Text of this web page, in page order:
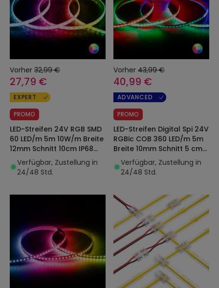
Vorher 32,99 €
27,79 €
EXPERT
PROMO
LED-Streifen 24V RGB SMD
60 LED/m 5m 10W/m Breite
12mm Schnitt 10cm IP68
SILICONE FLEX
Verfügbar, Zustellung in
24/48 Std.
Vorher 43,99 €
40,99 €
ADVANCED
PROMO
LED-Streifen Digital Spi 24V
RGBic COB 360 LED/m 5m
Breite 10mm Schnitt 5 cm
IP20Verfügbar, Zustellung in
24/48 Std.